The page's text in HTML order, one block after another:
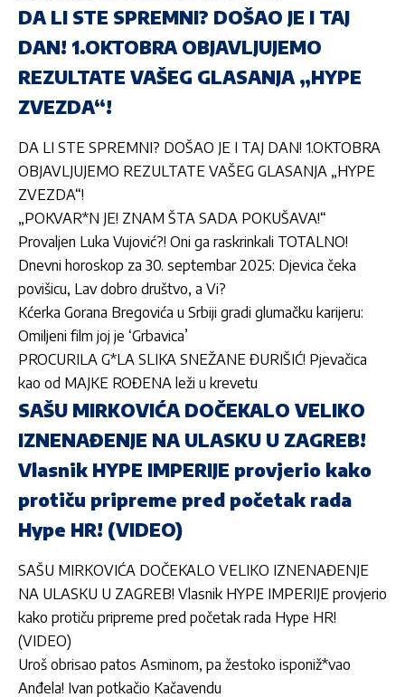
DA LI STE SPREMNI? DOŠAO JE I TAJ
DAN! 1.OKTOBRA OBJAVLJUJEMO
REZULTATE VAŠEG GLASANJA „HYPE
ZVEZDA“!
DA LI STE SPREMNI? DOŠAO JE I TAJ DAN! 1.OKTOBRA
OBJAVLJUJEMO REZULTATE VAŠEG GLASANJA „HYPE
ZVEZDA“!
„POKVAR*N JE! ZNAM ŠTA SADA POKUŠAVA!“
Provaljen Luka Vujović?! Oni ga raskrinkali TOTALNO!
Dnevni horoskop za 30. septembar 2025: Djevica čeka
povišicu, Lav dobro društvo, a Vi?
Kćerka Gorana Bregovića u Srbiji gradi glumačku karijeru:
Omiljeni film joj je ‘Grbavica’
PROCURILA G*LA SLIKA SNEŽANE ĐURIŠIĆ! Pjevačica
kao od MAJKE ROĐENA leži u krevetu
SAŠU MIRKOVIĆA DOČEKALO VELIKO
IZNENAĐENJE NA ULASKU U ZAGREB!
Vlasnik HYPE IMPERIJE provjerio kako
protiču pripreme pred početak rada
Hype HR! (VIDEO)
SAŠU MIRKOVIĆA DOČEKALO VELIKO IZNENAĐENJE
NA ULASKU U ZAGREB! Vlasnik HYPE IMPERIJE provjerio
kako protiču pripreme pred početak rada Hype HR!
(VIDEO)
Uroš obrisao patos Asminom, pa žestoko isponiž*vao
Anđela! Ivan potkačio Kačavendu